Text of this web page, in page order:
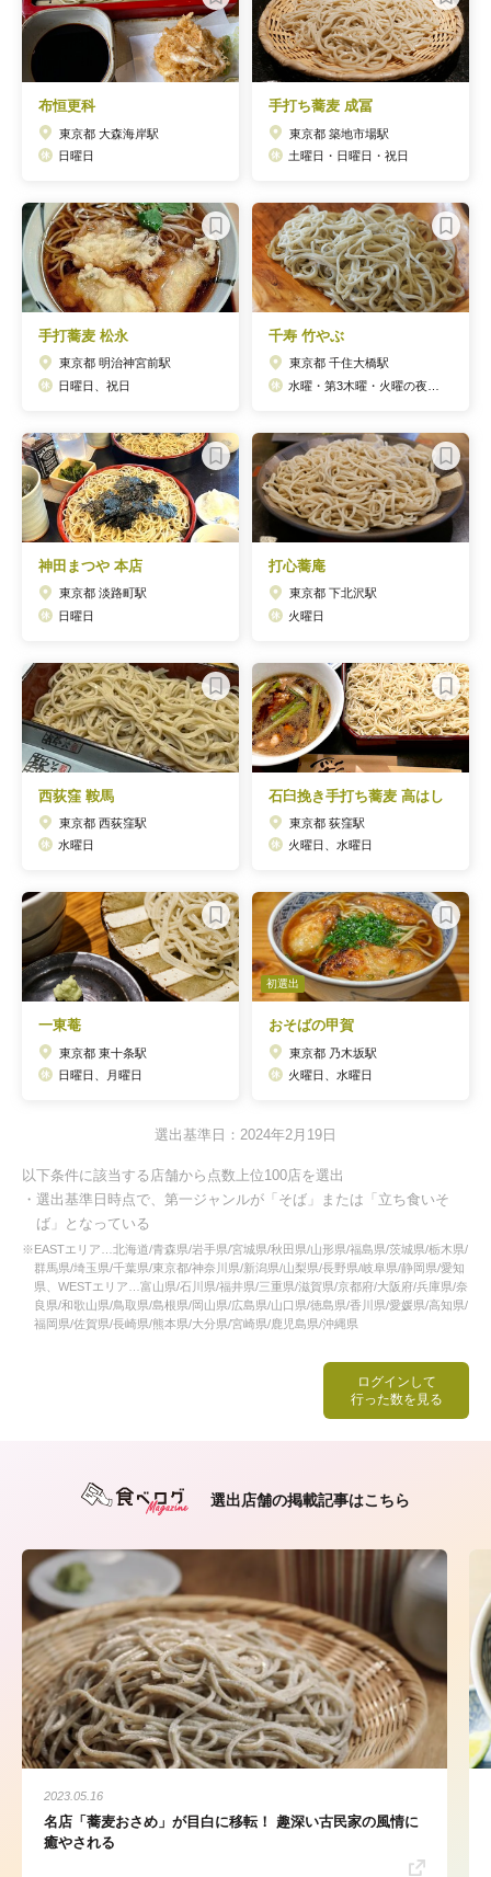
ログインして
行った数を見る
布恒更科
東京都 大森海岸駅
日曜日
手打ち蕎麦 成冨
東京都 築地市場駅
土曜日・日曜日・祝日
手打蕎麦 松永
東京都 明治神宮前駅
日曜日、祝日
千寿 竹やぶ
東京都 千住大橋駅
神田まつや 本店
東京都 淡路町駅
日曜日
打心蕎庵
東京都 下北沢駅
火曜日
西荻窪 鞍馬
東京都 西荻窪駅
水曜日
石臼挽き手打ち蕎麦 高はし
東京都 荻窪駅
火曜日、水曜日
一東菴
東京都 東十条駅
日曜日、月曜日
初選出
おそばの甲賀
東京都 乃木坂駅
火曜日、水曜日
選出基準日：2024年2月19日
以下条件に該当する店舗から点数上位100店を選出
・選出基準日時点で、第一ジャンルが「そば」または「立ち食いそ
ば」となっている
※EASTエリア…北海道/青森県/岩手県/宮城県/秋田県/山形県/福島県/茨城県/栃木県/
群馬県/埼玉県/千葉県/東京都/神奈川県/新潟県/山梨県/長野県/岐阜県/静岡県/愛知
県、WESTエリア…富山県/石川県/福井県/三重県/滋賀県/京都府/大阪府/兵庫県/奈
良県/和歌山県/鳥取県/島根県/岡山県/広島県/山口県/徳島県/香川県/愛媛県/高知県/
福岡県/佐賀県/長崎県/熊本県/大分県/宮崎県/鹿児島県/沖縄県
選出店舗の掲載記事はこちら
2023.05.16
名店「蕎麦おさめ」が目白に移転！ 趣深い古民家の風情に
癒やされる